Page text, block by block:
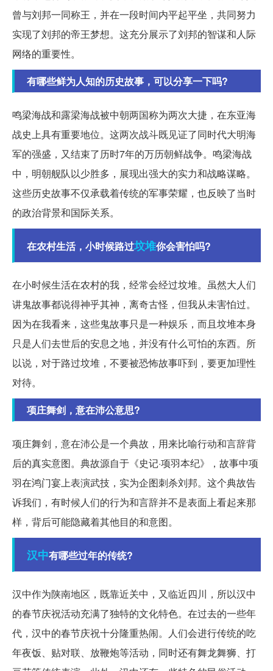
曾与刘邦一同称王，并在一段时间内平起平坐，共同努力
实现了刘邦的帝王梦想。这充分展示了刘邦的智谋和人际
网络的重要性。
有哪些鲜为人知的历史故事，可以分享一下吗?
鸣梁海战和露梁海战被中朝两国称为两次大捷，在东亚海
战史上具有重要地位。这两次战斗既见证了同时代大明海
军的强盛，又结束了历时7年的万历朝鲜战争。鸣梁海战
中，明朝舰队以少胜多，展现出强大的实力和战略谋略。
这些历史故事不仅承载着传统的军事荣耀，也反映了当时
的政治背景和国际关系。
在农村生活，小时候路过坟堆你会害怕吗?
在小时候生活在农村的我，经常会经过坟堆。虽然大人们
讲鬼故事都说得神乎其神，离奇古怪，但我从未害怕过。
因为在我看来，这些鬼故事只是一种娱乐，而且坟堆本身
只是人们去世后的安息之地，并没有什么可怕的东西。所
以说，对于路过坟堆，不要被恐怖故事吓到，要更加理性
对待。
项庄舞剑，意在沛公意思?
项庄舞剑，意在沛公是一个典故，用来比喻行动和言辞背
后的真实意图。典故源自于《史记·项羽本纪》，故事中项
羽在鸿门宴上表演武技，实为企图刺杀刘邦。这个典故告
诉我们，有时候人们的行为和言辞并不是表面上看起来那
样，背后可能隐藏着其他目的和意图。
汉中有哪些过年的传统?
汉中作为陕南地区，既靠近关中，又临近四川，所以汉中
的春节庆祝活动充满了独特的文化特色。在过去的一些年
代，汉中的春节庆祝十分隆重热闹。人们会进行传统的吃
年夜饭、贴对联、放鞭炮等活动，同时还有舞龙舞狮、打